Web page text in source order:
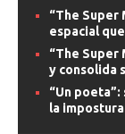
estrenos
“The Super
espacial
“The Super
y consolida
“Un
la